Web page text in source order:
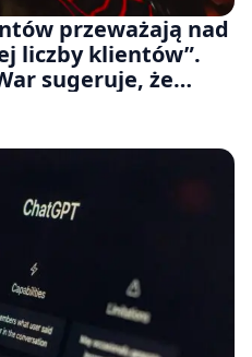
przeważają nad
liczby klientów”.
sugeruje, że
rezygnuje z gier